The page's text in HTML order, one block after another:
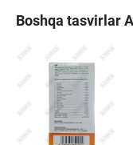
Boshqa tasvirlar